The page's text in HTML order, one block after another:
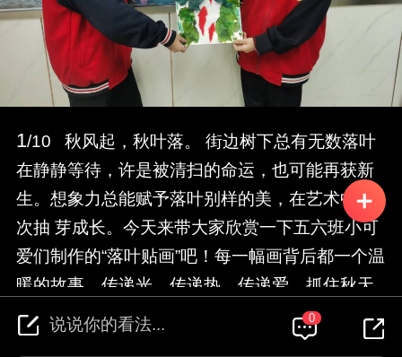
1/10 秋风起，秋叶落。 街边树下总有无数落叶
在静静等待，许是被清扫的命运，也可能再获新
生。想象力总能赋予落叶别样的美，在艺术中再
次抽 芽成长。今天来带大家欣赏一下五六班小可
爱们制作的“落叶贴画”吧！每一幅画背后都一个温
暖的故事，传递光，传递热，传递爱，抓住秋天
的尾巴，拾起路边的落叶，来一场奇思妙想的创
说说你的看法... 0